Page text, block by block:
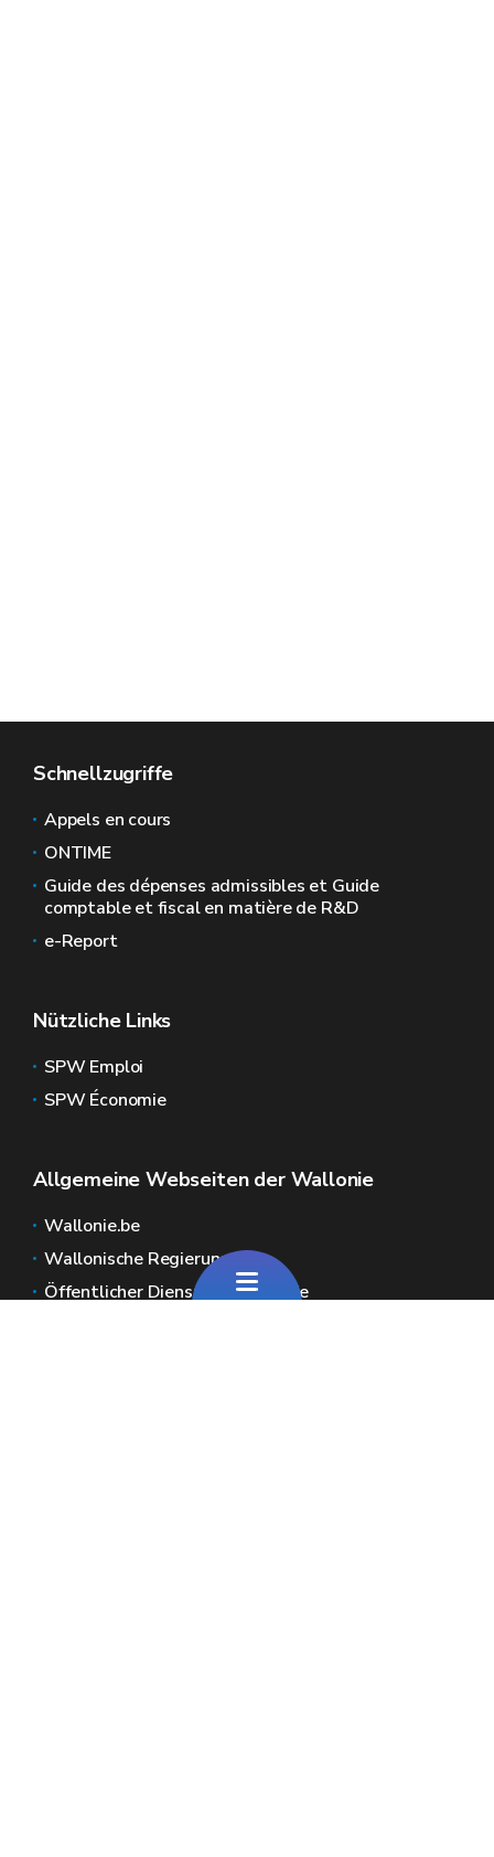
Schnellzugriffe
Appels en cours
ONTIME
Guide des dépenses admissibles et Guide
comptable et fiscal en matière de R&D
e-Report
Nützliche Links
SPW Emploi
SPW Économie
Allgemeine Webseiten der Wallonie
Wallonie.be
Wallonische Regierung
Öffentlicher Dienst der Wallonie